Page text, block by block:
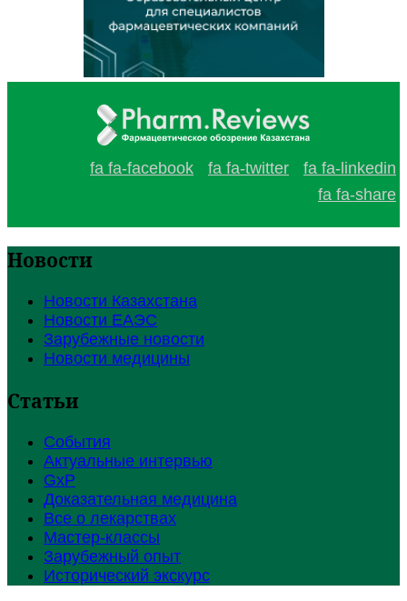
fa fa-facebook fa fa-twitter
fa fa-linkedin
fa fa-share
Новости
Новости Казахстана
Новости ЕАЭС
Зарубежные новости
Новости медицины
Статьи
События
Актуальные интервью
GxP
Доказательная медицина
Все о лекарствах
Мастер-классы
Зарубежный опыт
Исторический экскурс